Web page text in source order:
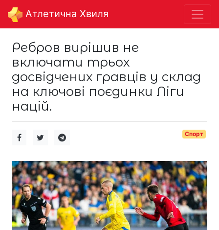
Aтлетична Хвиля
Ребров вирішив не
включати трьох
досвідчених гравців у склад
на ключові поєдинки Ліги
націй.
Спорт